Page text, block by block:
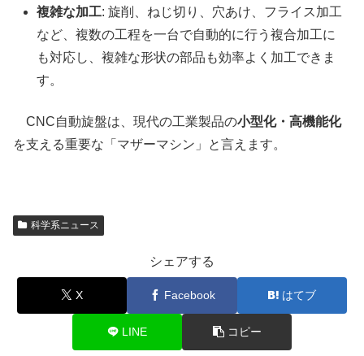
複雑な加工: 旋削、ねじ切り、穴あけ、フライス加工
など、複数の工程を一台で自動的に行う複合加工に
も対応し、複雑な形状の部品も効率よく加工できま
す。
CNC自動旋盤は、現代の工業製品の小型化・高機能化
を支える重要な「マザーマシン」と言えます。
科学系ニュース
シェアする
X Facebook はてブ
LINE コピー